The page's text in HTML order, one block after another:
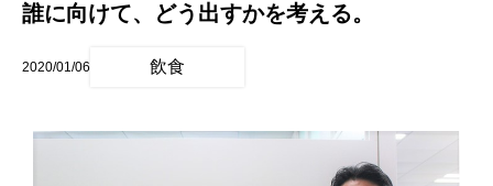
誰に向けて、どう出すかを考える。
2020/01/06 飲食